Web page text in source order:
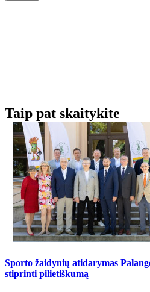
Taip pat skaitykite
Sporto žaidynių atidarymas
stiprinti pilietiškumą